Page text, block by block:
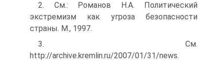
2. См.: Романов Н.А. Политический
экстремизм как угроза безопасности
страны. М., 1997.
3. См.
http://archive.kremlin.ru/2007/01/31/news.